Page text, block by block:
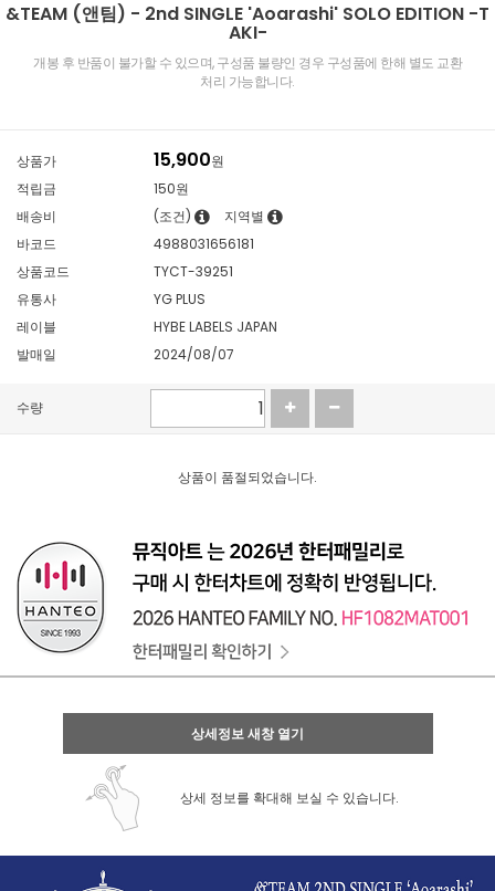
&TEAM (앤팀) - 2nd SINGLE 'Aoarashi' SOLO EDITION -T
AKI-
개봉 후 반품이 불가할 수 있으며, 구성품 불량인 경우 구성품에 한해 별도 교환
처리 가능합니다.
상품가 15,900원
적립금
150원
배송비
(조건)
지역별
바코드
4988031656181
상품코드
TYCT-39251
유통사
YG PLUS
레이블
HYBE LABELS JAPAN
발매일
2024/08/07
수량
상품이 품절되었습니다.
상세정보 새창 열기
상세 정보를 확대해 보실 수 있습니다.